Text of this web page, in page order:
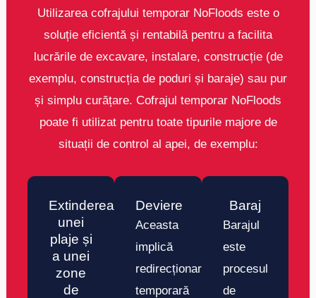
Utilizarea cofrajului temporar NoFloods este o
soluție eficientă și rentabilă pentru a facilita
lucrările de excavare, instalare, construcție (de
exemplu, construcția de poduri și baraje) sau pur
și simplu curățare. Cofrajul temporar NoFloods
poate fi utilizat pentru toate tipurile majore de
situații de control al apei, de exemplu:
Extinderea
unei
plaje și
a unei
zone
de
Deviere
Aceasta
implică
redirecționarea
temporară
Baraj
Barajul
este
procesul
de